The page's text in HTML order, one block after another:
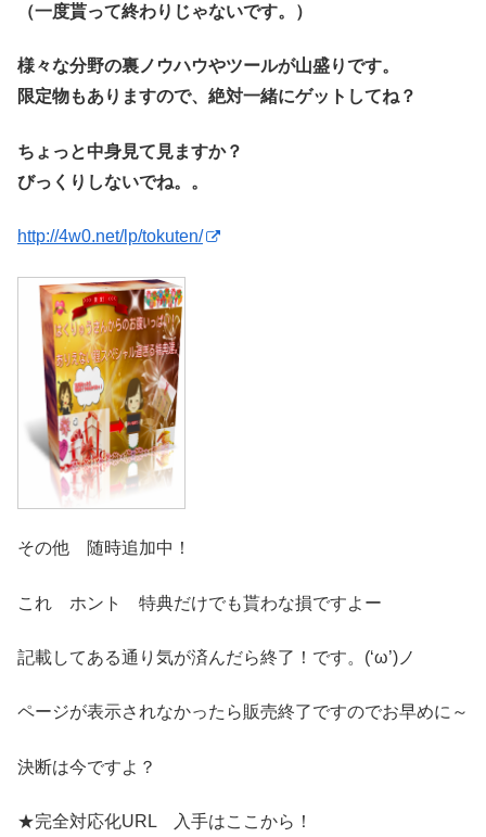
（一度貰って終わりじゃないです。）
様々な分野の裏ノウハウやツールが山盛りです。
限定物もありますので、絶対一緒にゲットしてね？
ちょっと中身見て見ますか？
びっくりしないでね。。
http://4w0.net/lp/tokuten/
その他 随時追加中！
これ ホント 特典だけでも貰わな損ですよー
記載してある通り気が済んだら終了！です。(‘ω’)ノ
ページが表示されなかったら販売終了ですのでお早めに～
決断は今ですよ？
★完全対応化URL 入手はここから！